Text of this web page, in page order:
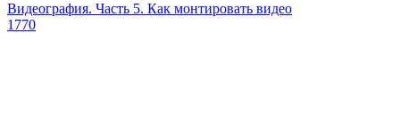
Видеография. Часть 5. Как монтировать видео
1770